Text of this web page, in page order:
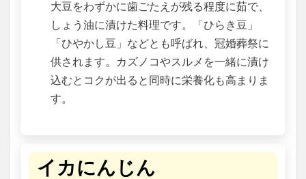
大豆をわずかに歯ごたえが残る程度に茹で、
しょう油に漬けた料理です。「ひらき豆」
「ひやかし豆」などとも呼ばれ、冠婚葬祭に
供されます。カズノコやスルメを一緒に漬け
込むとコクが出ると同時に栄養化も高まりま
す。
イカにんじん